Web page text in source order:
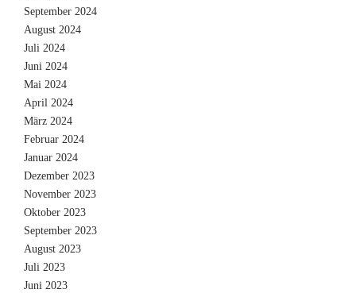
September 2024
August 2024
Juli 2024
Juni 2024
Mai 2024
April 2024
März 2024
Februar 2024
Januar 2024
Dezember 2023
November 2023
Oktober 2023
September 2023
August 2023
Juli 2023
Juni 2023